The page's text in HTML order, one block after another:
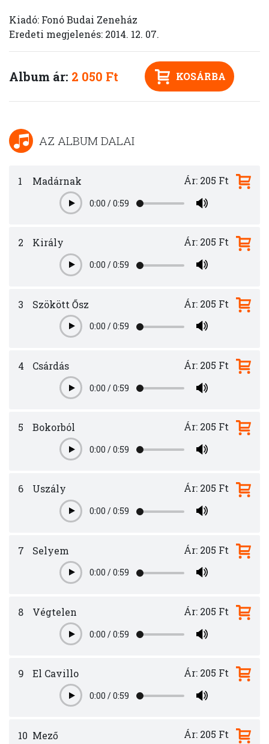
Kiadó: Fonó Budai Zeneház
Eredeti megjelenés: 2014. 12. 07.
Album ár: 2 050 Ft KOSÁRBA
AZ ALBUM DALAI
1 Madárnak
Play0:00 /0:59
Ár: 205 Ft
2 Király
Play0:00 /0:59
Ár: 205 Ft
3 Szökött Ősz
Play0:00 /0:59
Ár: 205 Ft
4 Csárdás
Play0:00 /0:59
Ár: 205 Ft
5 Bokorból
Play0:00 /0:59
Ár: 205 Ft
6 Uszály
Play0:00 /0:59
Ár: 205 Ft
7 Selyem
Play0:00 /0:59
Ár: 205 Ft
8 Végtelen
Play0:00 /0:59
Ár: 205 Ft
9 El Cavillo
Play0:00 /0:59
Ár: 205 Ft
10 Mező Ár: 205 Ft